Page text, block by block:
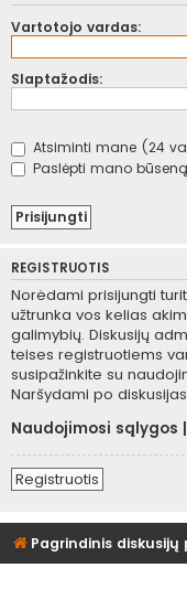
Vartotojo vardas:
Slaptažodis:
Atsiminti mane (24
Paslėpti mano
REGISTRUOTIS
Norėdami prisijungti
užtrunka vos kelias
galimybių. Diskusijų
teises registruotiems
susipažinkite su
Naršydami po
Naudojimosi sąlygos
Registruotis
Pagrindinis diskusijų